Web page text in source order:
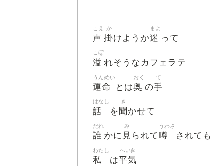
声
こえ
掛
か
けようか迷
まよ
って
溢
こぼ
れそうなカフェラテ
運命
うんめい
とは奥
おく
の手
て
話
はなし
を 聞
き
かせて
誰
だれ
かに 見
み
られて噂
うわさ
されても
私
わたし
は平気
へいき